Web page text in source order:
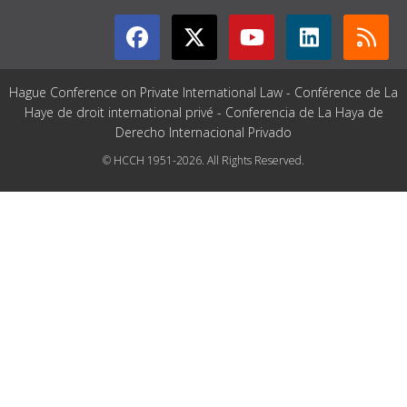
Hague Conference on Private International Law - Conférence de La
Haye de droit international privé - Conferencia de La Haya de
Derecho Internacional Privado
© HCCH 1951-2026. All Rights Reserved.